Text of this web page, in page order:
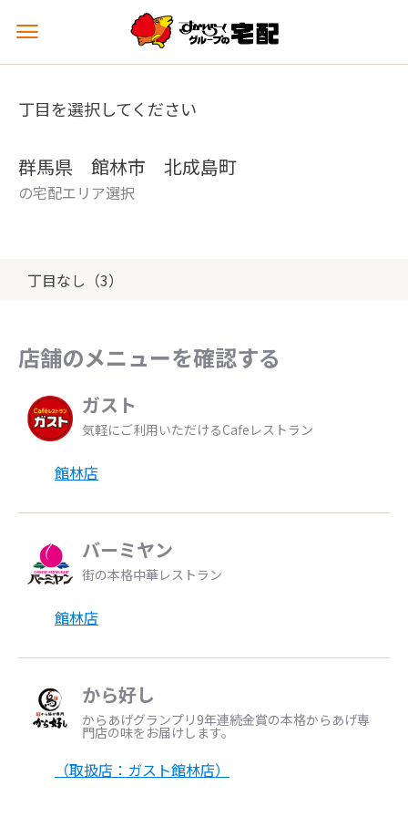
メ
ュ
を
丁目を選択してください
群馬県 館林市 北成島町
の宅配エリア選択
丁目なし（3）
店舗のメニューを確認する
ガスト
気軽にご利用いただけるCafeレストラン
館林店
バーミヤン
街の本格中華レストラン
館林店
から好し
からあげグランプリ9年連続金賞の本格からあげ専
門店の味をお届けします。
（取扱店：ガスト館林店）